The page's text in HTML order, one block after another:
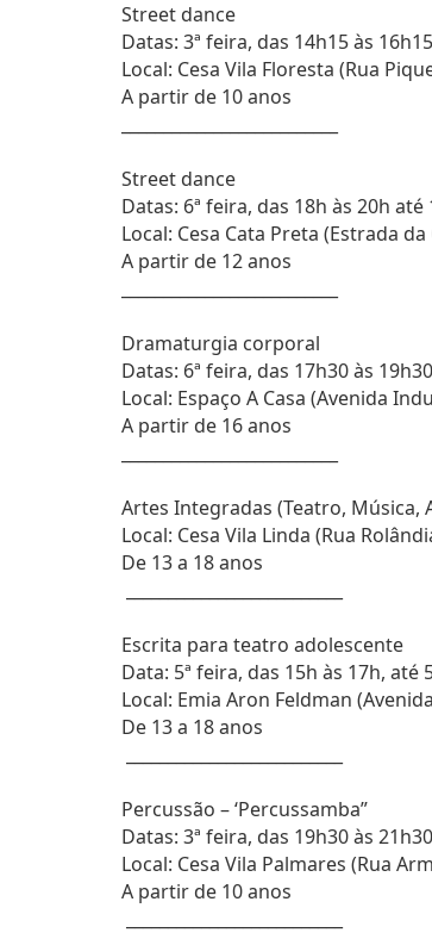
Street dance
Datas: 3ª feira, das 14h15 às
Local: Cesa Vila Floresta (Rua
A partir de 10 anos
Street dance
Datas: 6ª feira, das 18h às 20h até
Local: Cesa Cata Preta (Estrada
A partir de 12 anos
Dramaturgia corporal
Datas: 6ª feira, das 17h30 às
Local: Espaço A Casa (Avenida
A partir de 16 anos
Artes Integradas (Teatro, Música,
Local: Cesa Vila Linda (Rua
De 13 a 18 anos
Escrita para teatro adolescente
Data: 5ª feira, das 15h às 17h, até
Local: Emia Aron Feldman
De 13 a 18 anos
Percussão – ‘Percussamba”
Datas: 3ª feira, das 19h30 às
Local: Cesa Vila Palmares (Rua
A partir de 10 anos